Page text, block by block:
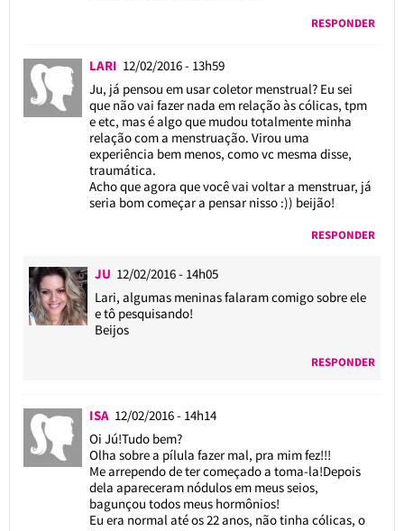
RESPONDER
LARI 12/02/2016 - 13h59
Ju, já pensou em usar coletor menstrual? Eu sei
que não vai fazer nada em relação às cólicas, tpm
e etc, mas é algo que mudou totalmente minha
relação com a menstruação. Virou uma
experiência bem menos, como vc mesma disse,
traumática.
Acho que agora que você vai voltar a menstruar, já
seria bom começar a pensar nisso :)) beijão!
RESPONDER
JU 12/02/2016 - 14h05
Lari, algumas meninas falaram comigo sobre ele
e tô pesquisando!
Beijos
RESPONDER
ISA 12/02/2016 - 14h14
Oi Jú!Tudo bem?
Olha sobre a pílula fazer mal, pra mim fez!!!
Me arrependo de ter começado a toma-la!Depois
dela apareceram nódulos em meus seios,
bagunçou todos meus hormônios!
Eu era normal até os 22 anos, não tinha cólicas, o